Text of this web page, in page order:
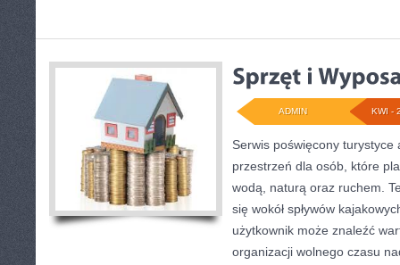
KWI -
ADMIN
Serwis poświęcony turystyce
przestrzeń dla osób, które
wodą, naturą oraz ruchem.
się wokół spływów
użytkownik może znaleźć
organizacji wolnego czasu